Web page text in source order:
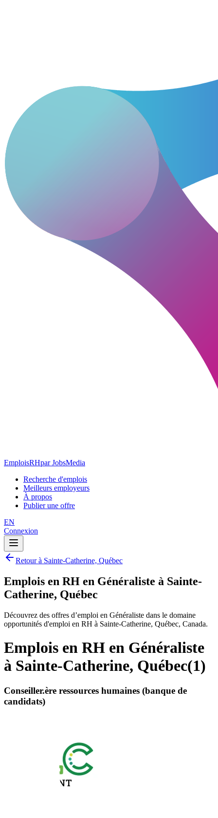
EmploisRHpar JobsMedia
Recherche d'emplois
Meilleurs employeurs
À propos
Publier une offre
EN
Connexion
Retour à Sainte-Catherine, Québec
Emplois en RH en Généraliste à Sainte-
Catherine, Québec
Découvrez des offres d’emploi en Généraliste dans le domaine
opportunités d'emploi en RH à Sainte-Catherine, Québec, Canada.
Emplois en RH en Généraliste
à Sainte-Catherine, Québec(1)
Conseiller.ère ressources humaines (banque de
candidats)